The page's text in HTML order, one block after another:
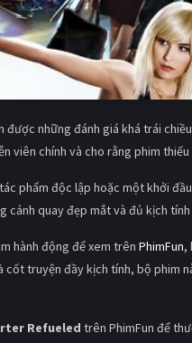
được những đánh giá khá trái
viên chính và cho rằng phim
phẩm độc lập hoặc một khởi
cảnh quay đẹp mắt và đủ kịch
hành động để xem trên PhimFun,
cốt truyện đầy kịch tính, bộ phim
Refueled trên PhimFun để